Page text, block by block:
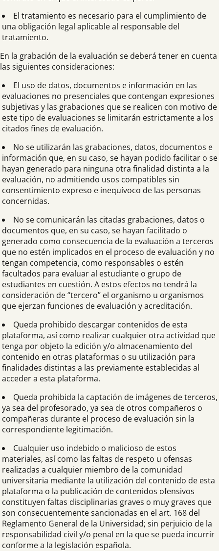
El tratamiento es necesario para el cumplimiento de
una obligación legal aplicable al responsable del
tratamiento.
En la grabación de la evaluación se deberá tener en cuenta
las siguientes consideraciones:
El uso de datos, documentos e información en las
evaluaciones no presenciales que contengan expresiones
subjetivas y las grabaciones que se realicen con motivo de
este tipo de evaluaciones se limitarán estrictamente a los
citados fines de evaluación.
No se utilizarán las grabaciones, datos, documentos e
información que, en su caso, se hayan podido facilitar o se
hayan generado para ninguna otra finalidad distinta a la
evaluación, no admitiendo usos compatibles sin
consentimiento expreso e inequívoco de las personas
concernidas.
No se comunicarán las citadas grabaciones, datos o
documentos que, en su caso, se hayan facilitado o
generado como consecuencia de la evaluación a terceros
que no estén implicados en el proceso de evaluación y no
tengan competencia, como responsables o estén
facultados para evaluar al estudiante o grupo de
estudiantes en cuestión. A estos efectos no tendrá la
consideración de “tercero” el organismo u organismos
que ejerzan funciones de evaluación y acreditación.
Queda prohibido descargar contenidos de esta
plataforma, así como realizar cualquier otra actividad que
tenga por objeto la edición y/o almacenamiento del
contenido en otras plataformas o su utilización para
finalidades distintas a las previamente establecidas al
acceder a esta plataforma.
Queda prohibida la captación de imágenes de terceros,
ya sea del profesorado, ya sea de otros compañeros o
compañeras durante el proceso de evaluación sin la
correspondiente legitimación.
Cualquier uso indebido o malicioso de estos
materiales, así como las faltas de respeto u ofensas
realizadas a cualquier miembro de la comunidad
universitaria mediante la utilización del contenido de esta
plataforma o la publicación de contenidos ofensivos
constituyen faltas disciplinarias graves o muy graves que
son consecuentemente sancionadas en el art. 168 del
Reglamento General de la Universidad; sin perjuicio de la
responsabilidad civil y/o penal en la que se pueda incurrir
conforme a la legislación española.